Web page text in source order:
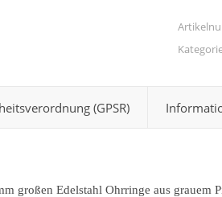
(GPSR)
großen Edelstahl Ohrringe aus